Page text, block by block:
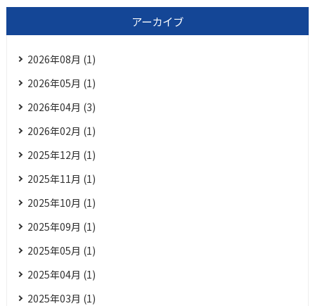
アーカイブ
2026年08月 (1)
2026年05月 (1)
2026年04月 (3)
2026年02月 (1)
2025年12月 (1)
2025年11月 (1)
2025年10月 (1)
2025年09月 (1)
2025年05月 (1)
2025年04月 (1)
2025年03月 (1)